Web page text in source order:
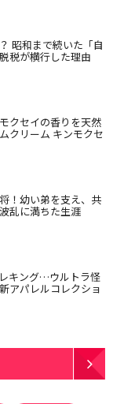
昭和まで続いた「自
税が横行した理由
クセイの香りを天然
クリーム キンモクセ
！幼い弟を支え、共
乱に満ちた生涯
キング…ウルトラ怪
アパレルコレクショ